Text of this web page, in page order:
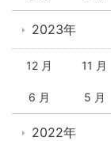
2023年
12 月 11 月
6 月 5 月
2022年